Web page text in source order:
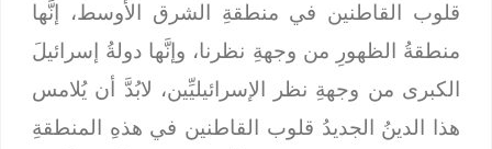
قلوب القاطنين في منطقةِ الشرق الأوسط، إنَّها
منطقةُ الظهورِ من وجهةِ نظرنا، وإنَّها دولةُ إسرائيلَ
الكبرى من وجهةِ نظر الإسرائيليِّين، لابُدَّ أن يُلامس
هذا الدينُ الجديدُ قلوب القاطنين في هذهِ المنطقةِ